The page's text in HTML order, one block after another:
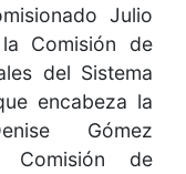
Julio
Comisión de
del Sistema
encabeza la
Gómez
de